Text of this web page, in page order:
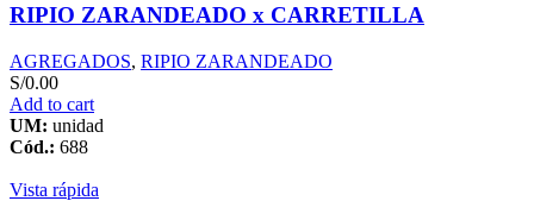
RIPIO ZARANDEADO x CARRETILLA
AGREGADOS, RIPIO ZARANDEADO
S/0.00
Add to cart
UM: unidad
Cód.: 688
Vista rápida